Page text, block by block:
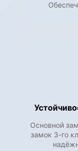
Основной
замок 3-го